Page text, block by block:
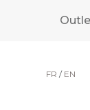
FR / EN